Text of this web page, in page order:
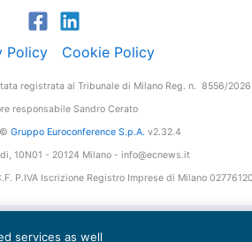
Policy Cookie Policy
registrata al Tribunale di Milano Reg. n. 8556/2026
responsabile Sandro Cerato
Gruppo Euroconference S.p.A. v2.32.4
10N01 - 20124 Milano - info@ecnews.it
P.IVA Iscrizione Registro Imprese di Milano
services as well